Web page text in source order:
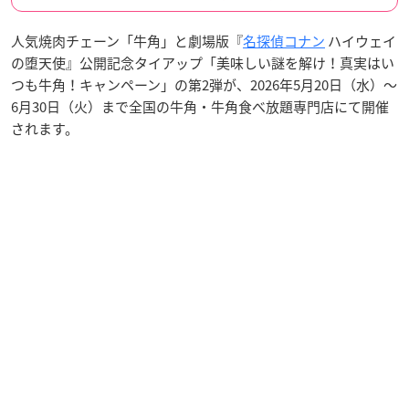
人気焼肉チェーン「牛角」と劇場版『名探偵コナン ハイウェイ
の堕天使』公開記念タイアップ「美味しい謎を解け！真実はい
つも牛角！キャンペーン」の第2弾が、2026年5月20日（水）〜
6月30日（火）まで全国の牛角・牛角食べ放題専門店にて開催
されます。